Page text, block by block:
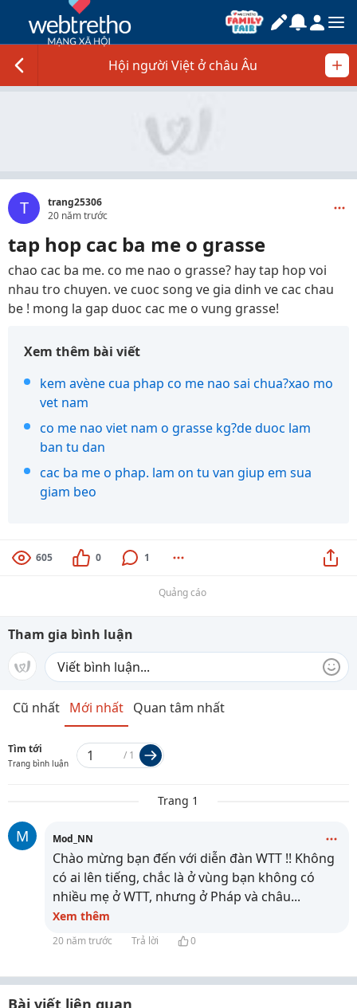
Hội người Việt ở châu Âu
T
trang25306
20 năm trước
tap hop cac ba me o grasse
chao cac ba me. co me nao o grasse? hay tap hop voi
nhau tro chuyen. ve cuoc song ve gia dinh ve cac chau
be ! mong la gap duoc cac me o vung grasse!
Xem thêm bài viết
kem avène cua phap co me nao sai chua?xao mo
vet nam
co me nao viet nam o grasse kg?de duoc lam
ban tu dan
cac ba me o phap. lam on tu van giup em sua
giam beo
605 0 1
Quảng cáo
Tham gia bình luận
Cũ nhất Mới nhất Quan tâm nhất
Tìm tới
Trang bình luận
/ 1
Trang 1
M Mod_NN
Chào mừng bạn đến với diễn đàn WTT !! Không
có ai lên tiếng, chắc là ở vùng bạn không có
nhiều mẹ ở WTT, nhưng ở Pháp và châu...
Xem thêm
20 năm trước Trả lời 0
Bài viết liên quan